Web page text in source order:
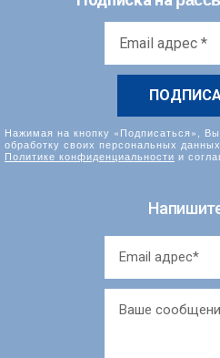
Нажимая на кнопку «Подписаться»,
обработку своих персональных
Политике конфиденциальности и